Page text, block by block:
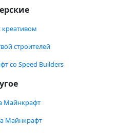
креативом
строителей
со Speed Builders
Майнкрафт
Майнкрафт